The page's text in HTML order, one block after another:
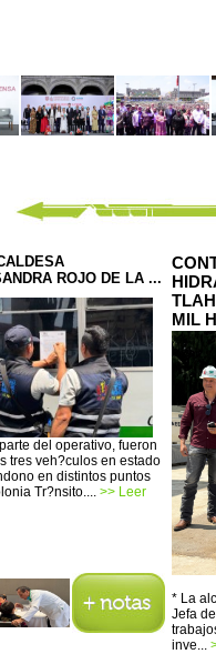
ROJO DE LA ...
del operativo, fueron
tres veh?culos en estado
en distintos puntos
Tr?nsito.... >> Leer
MIL
* La
Jefa
inve...